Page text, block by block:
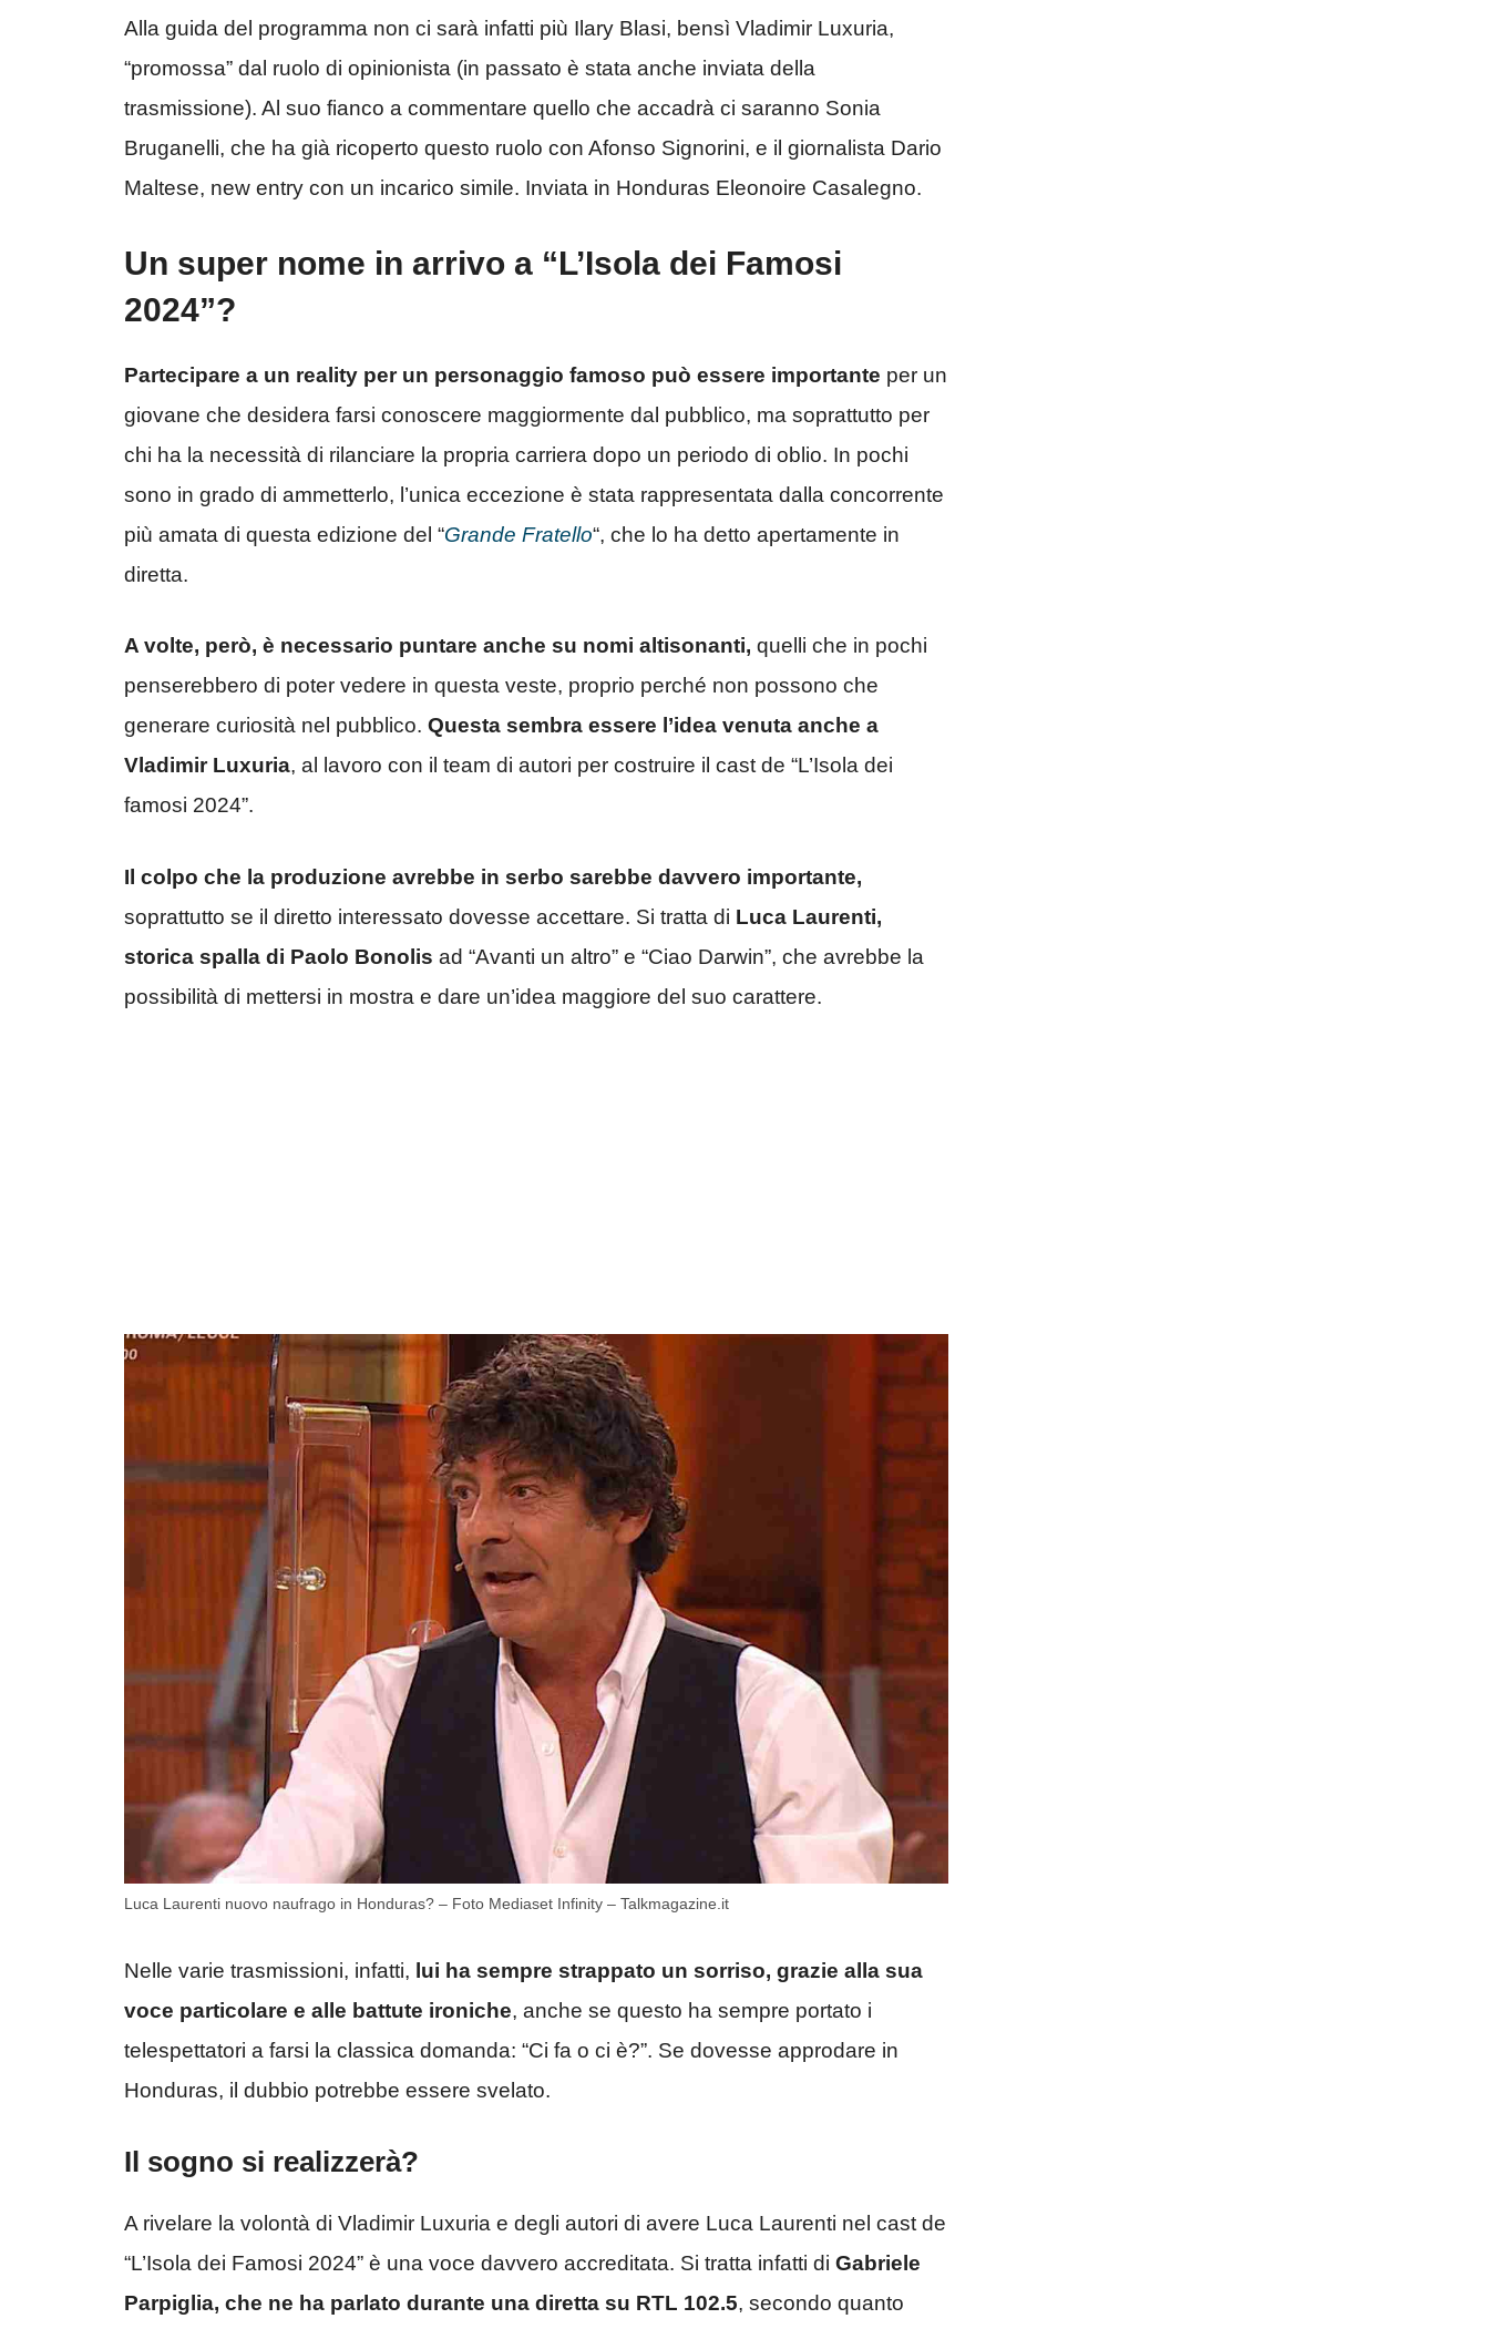
Alla guida del programma non ci sarà infatti più Ilary Blasi, bensì Vladimir Luxuria,
“promossa” dal ruolo di opinionista (in passato è stata anche inviata della
trasmissione). Al suo fianco a commentare quello che accadrà ci saranno Sonia
Bruganelli, che ha già ricoperto questo ruolo con Afonso Signorini, e il giornalista Dario
Maltese, new entry con un incarico simile. Inviata in Honduras Eleonoire Casalegno.
Un super nome in arrivo a “L’Isola dei Famosi
2024”?
Partecipare a un reality per un personaggio famoso può essere importante per un
giovane che desidera farsi conoscere maggiormente dal pubblico, ma soprattutto per
chi ha la necessità di rilanciare la propria carriera dopo un periodo di oblio. In pochi
sono in grado di ammetterlo, l’unica eccezione è stata rappresentata dalla concorrente
più amata di questa edizione del “Grande Fratello“, che lo ha detto apertamente in
diretta.
A volte, però, è necessario puntare anche su nomi altisonanti, quelli che in pochi
penserebbero di poter vedere in questa veste, proprio perché non possono che
generare curiosità nel pubblico. Questa sembra essere l’idea venuta anche a
Vladimir Luxuria, al lavoro con il team di autori per costruire il cast de “L’Isola dei
famosi 2024”.
Il colpo che la produzione avrebbe in serbo sarebbe davvero importante,
soprattutto se il diretto interessato dovesse accettare. Si tratta di Luca Laurenti,
storica spalla di Paolo Bonolis ad “Avanti un altro” e “Ciao Darwin”, che avrebbe la
possibilità di mettersi in mostra e dare un’idea maggiore del suo carattere.
Luca Laurenti nuovo naufrago in Honduras? – Foto Mediaset Infinity – Talkmagazine.it
Nelle varie trasmissioni, infatti, lui ha sempre strappato un sorriso, grazie alla sua
voce particolare e alle battute ironiche, anche se questo ha sempre portato i
telespettatori a farsi la classica domanda: “Ci fa o ci è?”. Se dovesse approdare in
Honduras, il dubbio potrebbe essere svelato.
Il sogno si realizzerà?
A rivelare la volontà di Vladimir Luxuria e degli autori di avere Luca Laurenti nel cast de
“L’Isola dei Famosi 2024” è una voce davvero accreditata. Si tratta infatti di Gabriele
Parpiglia, che ne ha parlato durante una diretta su RTL 102.5, secondo quanto